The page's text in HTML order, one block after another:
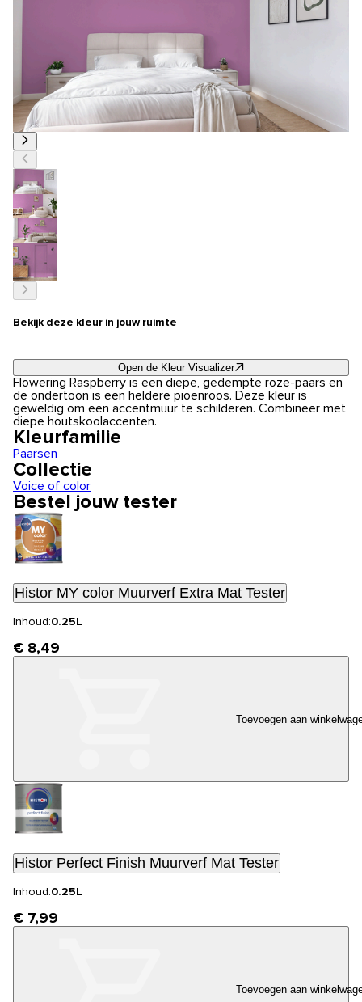
Bekijk deze kleur in jouw ruimte
Open de Kleur Visualizer
Flowering Raspberry is een diepe, gedempte roze-paars en
de ondertoon is een heldere pioenroos. Deze kleur is
geweldig om een accentmuur te schilderen. Combineer met
diepe houtskoolaccenten.
Kleurfamilie
Paarsen
Collectie
Voice of color
Bestel jouw tester
Histor MY color Muurverf Extra Mat Tester
Inhoud:0.25L
€ 8,49
Toevoegen aan
Histor Perfect Finish Muurverf Mat Tester
Inhoud:0.25L
€ 7,99
Toevoegen aan